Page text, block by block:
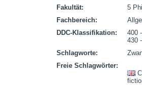
Fakultät:
5
Fachbereich:
DDC-Klassifikation:
400
430
Schlagworte:
Freie Schlagwörter: